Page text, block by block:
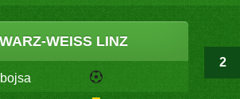
WEISS LINZ
2